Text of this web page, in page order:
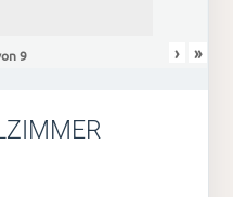
9 › »